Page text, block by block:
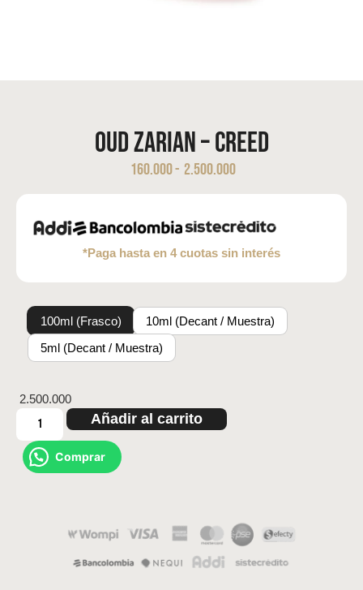
Oud Zarian – Creed
160.000- 2.500.000
*Paga hasta en 4 cuotas sin interés
100ml (Frasco)
10ml (Decant / Muestra)
5ml (Decant / Muestra)
2.500.000
Añadir al carrito
Comprar